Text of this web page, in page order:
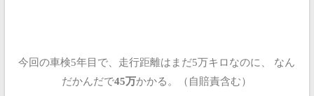
今回の車検5年目で、走行距離はまだ5万キロなのに、
なん
だかんだで45万かかる。（自賠責含む）